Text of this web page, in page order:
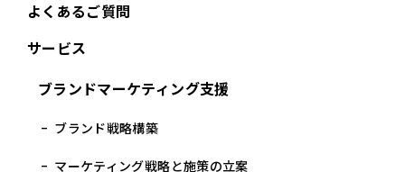
よくあるご質問
サービス
ブランドマーケティング支援
ブランド戦略構築
マーケティング戦略と施策の立案